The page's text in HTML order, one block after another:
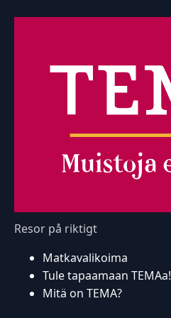
Resor på riktigt
Matkavalikoima
Tule tapaamaan TEMAa!
Mitä on TEMA?